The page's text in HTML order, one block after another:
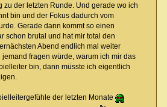
zu der letzten Runde. Und gerade wo ich
bin und der Fokus dadurch vom
Gerade dann kommt so einen
schon brutal und hat mir total den
Abend endlich mal weiter
fragen würde, warum ich mir das
bin, dann müsste ich eigentlich
der letzten Monate